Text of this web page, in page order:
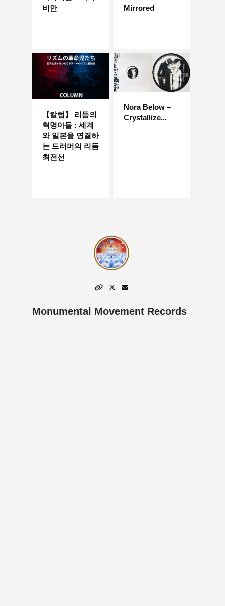
비안
Mirrored
【칼럼】 리듬의
혁명아들 : 세계
와 일본을 연결하
는 드러머의 리듬
최전선
Nora Below –
Crystallize...
Monumental Movement Records